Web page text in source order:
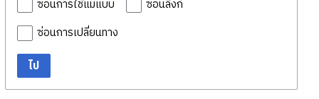
ซ่อนการใช้แม่แบบ
ซ่อนลิงก์
ซ่อนการเปลี่ยนทาง
ไป